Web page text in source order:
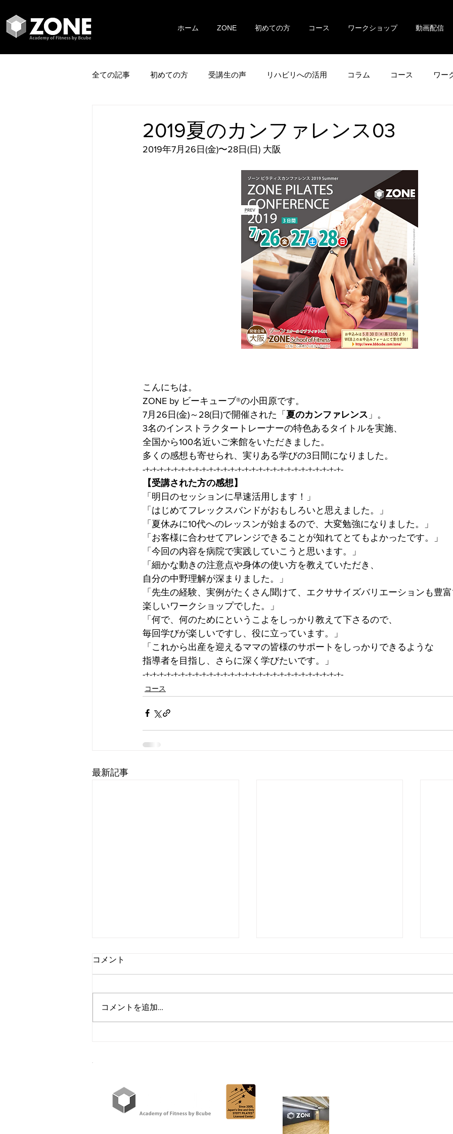
ホーム ZONE 初めての方 コース ワークショップ 動画配信
全ての記事 初めての方 受講生の声 リハビリへの活用 コラム コース ワー
2019夏のカンファレンス03
2019年7月26日(金)〜28日(日) 大阪
こんにちは。
ZONE by ビーキューブ®の小田原です。
7月26日(金)～28(日)で開催された「 夏のカンファレンス 」。
3名のインストラクタートレーナーの特色あるタイトルを実施、
全国から100名近いご来館をいただきました。
多くの感想も寄せられ、実りある学びの3日間になりました。
-+-+-+-+-+-+-+-+-+-+-+-+-+-+-+-+-+-+-+-+-+-+-+-+-+-+-+-+-
【受講された方の感想】
「明日のセッションに早速活用します！」
「はじめてフレックスバンドがおもしろいと思えました。」
「夏休みに10代へのレッスンが始まるので、大変勉強になりました。」
「お客様に合わせてアレンジできることが知れてとてもよかったです。」
「今回の内容を病院で実践していこうと思います。」
「細かな動きの注意点や身体の使い方を教えていただき、
自分の中野理解が深まりました。」
「先生の経験、実例がたくさん聞けて、エクササイズバリエーションも豊
楽しいワークショップでした。」
「何で、何のためにというこよをしっかり教えて下さるので、
毎回学びが楽しいですし、役に立っています。」
「これから出産を迎えるママの皆様のサポートをしっかりできるような
指導者を目指し、さらに深く学びたいです。」
-+-+-+-+-+-+-+-+-+-+-+-+-+-+-+-+-+-+-+-+-+-+-+-+-+-+-+-+-
コース
最新記事
セッション見学の心得 練
コメント
コメントを追加…